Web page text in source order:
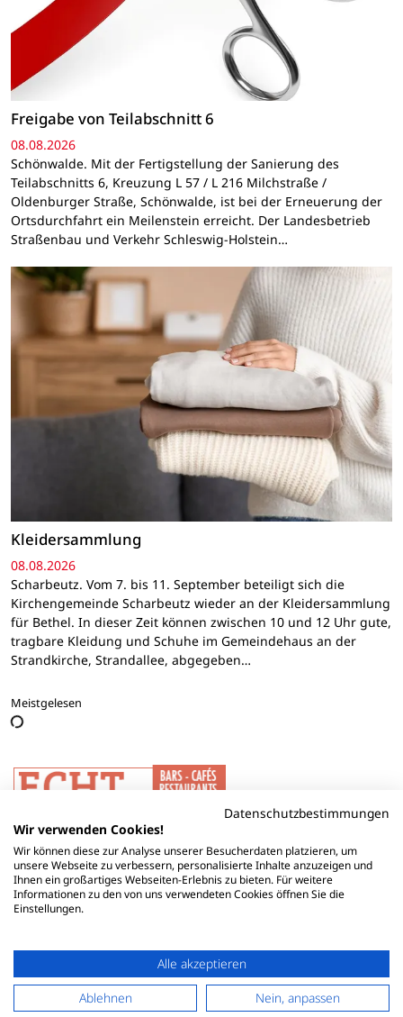
Freigabe von Teilabschnitt 6
08.08.2026
Schönwalde. Mit der Fertigstellung der Sanierung des
Teilabschnitts 6, Kreuzung L 57 / L 216 Milchstraße /
Oldenburger Straße, Schönwalde, ist bei der Erneuerung der
Ortsdurchfahrt ein Meilenstein erreicht. Der Landesbetrieb
Straßenbau und Verkehr Schleswig-Holstein…
Kleidersammlung
08.08.2026
Scharbeutz. Vom 7. bis 11. September beteiligt sich die
Kirchengemeinde Scharbeutz wieder an der Kleidersammlung
für Bethel. In dieser Zeit können zwischen 10 und 12 Uhr gute,
tragbare Kleidung und Schuhe im Gemeindehaus an der
Strandkirche, Strandallee, abgegeben…
Meistgelesen
Datenschutzbestimmungen
Wir verwenden Cookies!
Wir können diese zur Analyse unserer Besucherdaten platzieren, um
unsere Webseite zu verbessern, personalisierte Inhalte anzuzeigen und
Ihnen ein großartiges Webseiten-Erlebnis zu bieten. Für weitere
Informationen zu den von uns verwendeten Cookies öffnen Sie die
Einstellungen.
Alle akzeptieren
Ablehnen
Nein, anpassen